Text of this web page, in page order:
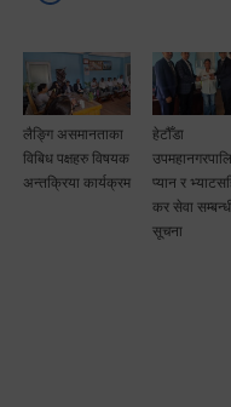
लैङ्गि असमानताका
विबिध पक्षहरु विषयक
अन्तक्रिया कार्यक्रम
हेटौँडा
प्यान र
कर सेवा
सूचना